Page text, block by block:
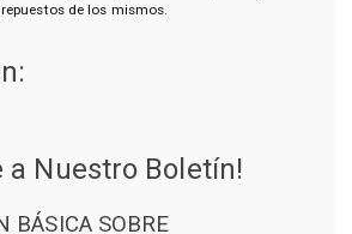
de los mismos.
a Nuestro Boletín!
BÁSICA SOBRE